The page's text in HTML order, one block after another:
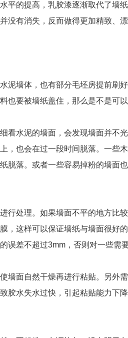
平的提高，乳胶漆逐渐取代了墙
没有消失，反而做得更加精致、
泥墙体，也有部分毛坯房提前刷
也要被墙纸盖住，那么是不是可
看水泥的墙面，会发现墙面并不
，也会在过一段时间脱落。一些
脱落。或者一些容易掉粉的墙面也
行处理。如果墙面不平的地方比
，这样可以保证墙纸与墙面很好的
误差不超过3mm，否则对一些需
墙面自然干燥再进行粘贴。另外
胶水失水过快，引起粘贴能力下